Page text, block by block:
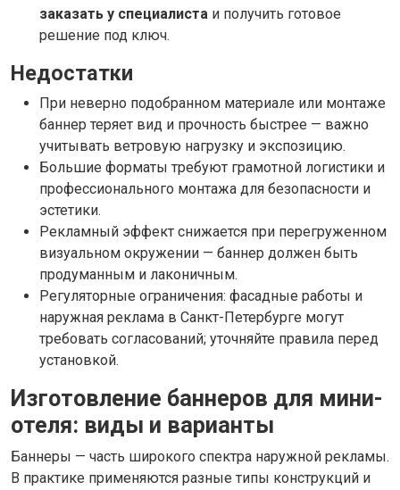
заказать у специалиста и получить готовое
решение под ключ.
Недостатки
При неверно подобранном материале или монтаже
баннер теряет вид и прочность быстрее — важно
учитывать ветровую нагрузку и экспозицию.
Большие форматы требуют грамотной логистики и
профессионального монтажа для безопасности и
эстетики.
Рекламный эффект снижается при перегруженном
визуальном окружении — баннер должен быть
продуманным и лаконичным.
Регуляторные ограничения: фасадные работы и
наружная реклама в Санкт-Петербурге могут
требовать согласований; уточняйте правила перед
установкой.
Изготовление баннеров для мини-
отеля: виды и варианты
Баннеры — часть широкого спектра наружной рекламы.
В практике применяются разные типы конструкций и